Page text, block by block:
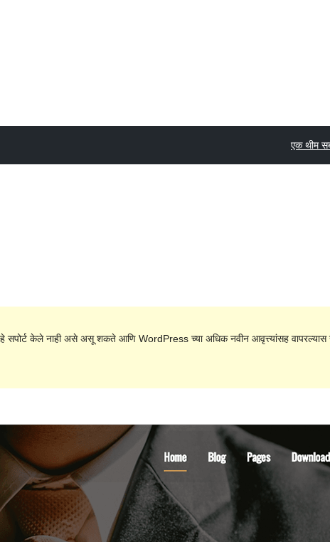
एक थीम
केले नाही असे असू शकते आणि WordPress च्या अधिक नवीन आवृत्त्यांसह
पूर्वावलोकनडाउनलोड
आवृत्ती
शेवटचे अद्यतन
सक्रिय स्थापना
वर्डप्रेस आवृत्ती
PHP आवृत्ती